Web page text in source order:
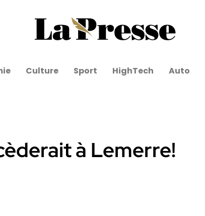
Culture Sport HighTech Auto
à Lemerre!